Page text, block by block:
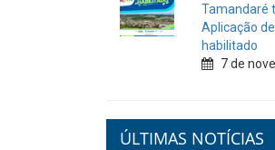
Tamandaré
Aplicação
habilitado
7 de
ÚLTIMAS NOTÍCIAS